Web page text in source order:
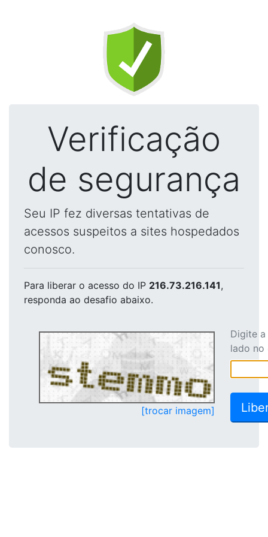
Verificação
de segurança
Seu IP fez diversas tentativas de
acessos suspeitos a sites hospedados
conosco.
Para liberar o acesso do IP 216.73.216.141,
responda ao desafio abaixo.
[trocar imagem]
Digite
lado no